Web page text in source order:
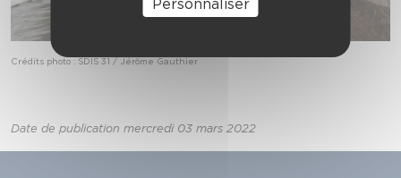
Crédits photo : SDIS 31 / Jérôme Gauthier
Date de publication mercredi 03 mars 2022
Personnaliser